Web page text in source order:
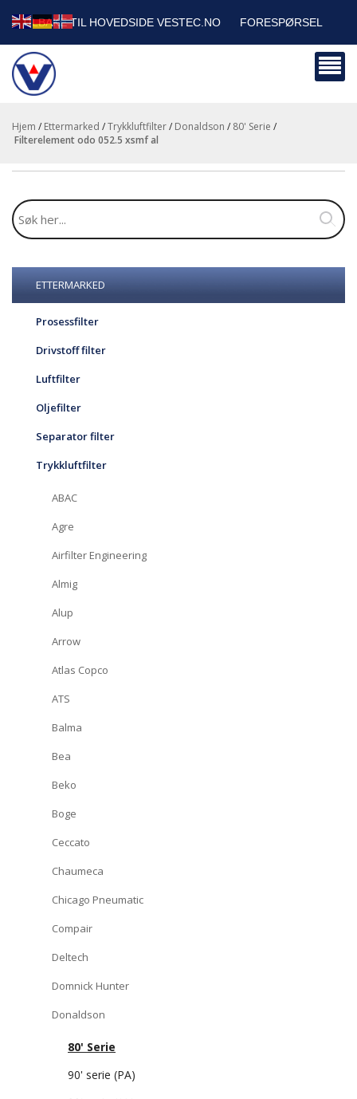
TILBAKE TIL HOVEDSIDE VESTEC.NO FORESPØRSEL
HANDLEVOGN
BEDRIFTSKUNDER
Hjem / Ettermarked /Trykkluftfilter/ Donaldson / 80' Serie /
filterelement odo 052.5 xsmf al
ETTERMARKED
Prosessfilter
Drivstoff filter
Luftfilter
Oljefilter
Separator filter
Trykkluftfilter
ABAC
Agre
Airfilter Engineering
Almig
Alup
Arrow
Atlas Copco
ATS
Balma
Bea
Beko
Boge
Ceccato
Chaumeca
Chicago Pneumatic
Compair
Deltech
Domnick Hunter
Donaldson
80' Serie
90' serie (PA)